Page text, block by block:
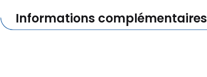
Informations complémentaires